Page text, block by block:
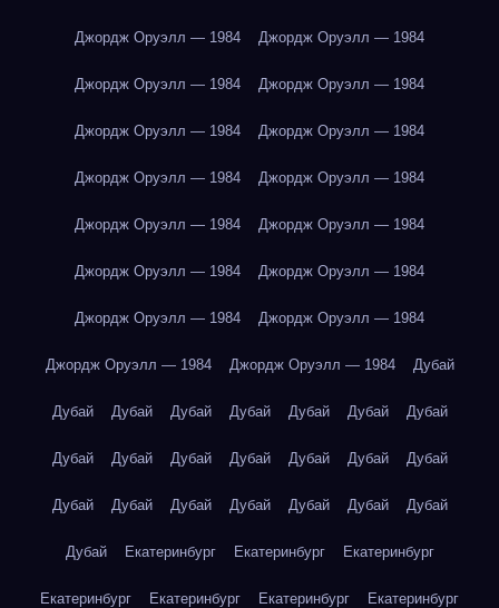
Джордж Оруэлл — 1984 Джордж Оруэлл — 1984
Джордж Оруэлл — 1984 Джордж Оруэлл — 1984
Джордж Оруэлл — 1984 Джордж Оруэлл — 1984
Джордж Оруэлл — 1984 Джордж Оруэлл — 1984
Джордж Оруэлл — 1984 Джордж Оруэлл — 1984
Джордж Оруэлл — 1984 Джордж Оруэлл — 1984
Джордж Оруэлл — 1984 Джордж Оруэлл — 1984
Джордж Оруэлл — 1984 Джордж Оруэлл — 1984 Дубай
Дубай Дубай Дубай Дубай Дубай Дубай Дубай
Дубай Дубай Дубай Дубай Дубай Дубай Дубай
Дубай Дубай Дубай Дубай Дубай Дубай Дубай
Дубай Екатеринбург Екатеринбург Екатеринбург
Екатеринбург Екатеринбург Екатеринбург Екатеринбург